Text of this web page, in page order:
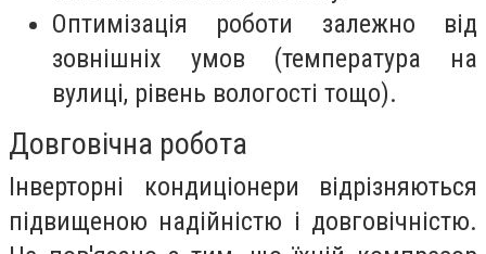
Оптимізація роботи залежно від
зовнішніх умов (температура на
вулиці, рівень вологості тощо).
Довговічна робота
Інверторні кондиціонери відрізняються
підвищеною надійністю і довговічністю.